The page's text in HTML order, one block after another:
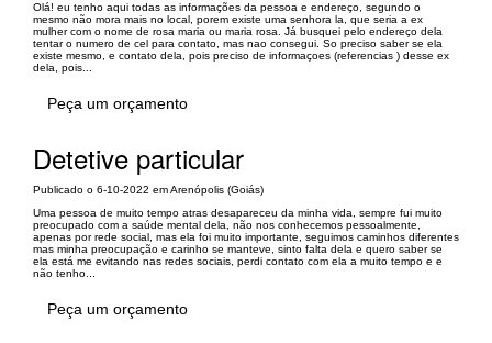
Olá! eu tenho aqui todas as informações da pessoa e endereço, segundo o
mesmo não mora mais no local, porem existe uma senhora la, que seria a ex
mulher com o nome de rosa maria ou maria rosa. Já busquei pelo endereço dela
tentar o numero de cel para contato, mas nao consegui. So preciso saber se ela
existe mesmo, e contato dela, pois preciso de informaçoes (referencias ) desse ex
dela, pois...
Peça um orçamento
Detetive particular
Publicado o 6-10-2022 em Arenópolis (Goiás)
Uma pessoa de muito tempo atras desapareceu da minha vida, sempre fui muito
preocupado com a saúde mental dela, não nos conhecemos pessoalmente,
apenas por rede social, mas ela foi muito importante, seguimos caminhos diferentes
mas minha preocupação e carinho se manteve, sinto falta dela e quero saber se
ela está me evitando nas redes sociais, perdi contato com ela a muito tempo e e
não tenho...
Peça um orçamento